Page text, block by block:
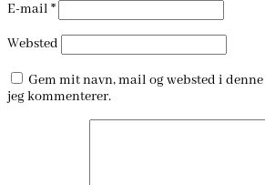
E-mail *
Websted
Gem mit navn, mail og websted i
jeg kommenterer.